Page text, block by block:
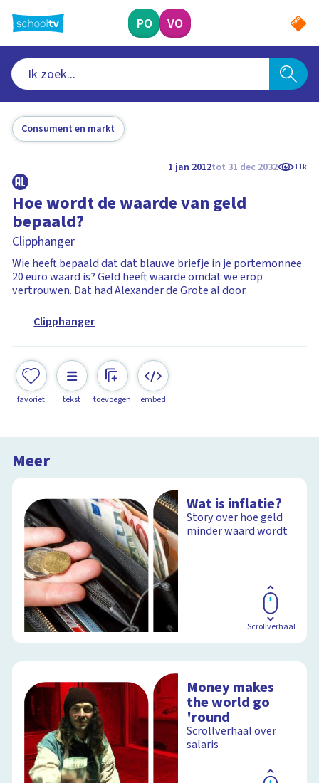
naar
hoofdinhoud
PO VO
Consument en markt
1 jan 2012tot 31 dec 2032 11k
Hoe wordt de waarde van geld
bepaald?
Clipphanger
Wie heeft bepaald dat dat blauwe briefje in je portemonnee
20 euro waard is? Geld heeft waarde omdat we erop
vertrouwen. Dat had Alexander de Grote al door.
Clipphanger
favoriet tekst toevoegen embed
Meer
Wat is inflatie?
Story over hoe geld
minder waard wordt
Scrollverhaal
Money makes
the world go
'round
Scrollverhaal over
salaris